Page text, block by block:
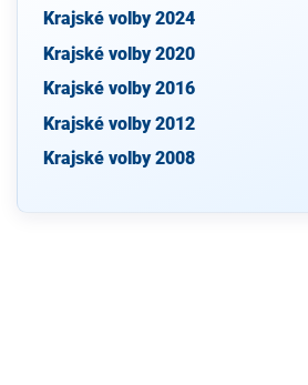
Krajské volby 2024
Krajské volby 2020
Krajské volby 2016
Krajské volby 2012
Krajské volby 2008